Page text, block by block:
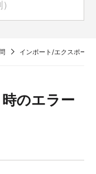
インポート/エクスポート
のエラー